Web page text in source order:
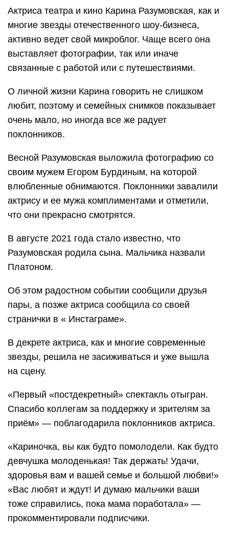
Актриса театра и кино Карина Разумовская, как и
многие звезды отечественного шоу-бизнеса,
активно ведет свой микроблог. Чаще всего она
выставляет фотографии, так или иначе
связанные с работой или с путешествиями.
О личной жизни Карина говорить не слишком
любит, поэтому и семейных снимков показывает
очень мало, но иногда все же радует
поклонников.
Весной Разумовская выложила фотографию со
своим мужем Егором Бурдиным, на которой
влюбленные обнимаются. Поклонники завалили
актрису и ее мужа комплиментами и отметили,
что они прекрасно смотрятся.
В августе 2021 года стало известно, что
Разумовская родила сына. Мальчика назвали
Платоном.
Об этом радостном событии сообщили друзья
пары, а позже актриса сообщила со своей
странички в « Инстаграме».
В декрете актриса, как и многие современные
звезды, решила не засиживаться и уже вышла
на сцену.
«Первый «постдекретный» спектакль отыгран.
Спасибо коллегам за поддержку и зрителям за
приём» — поблагодарила поклонников актриса.
«Кариночка, вы как будто помолодели. Как будто
девчушка молоденькая! Так держать! Удачи,
здоровья вам и вашей семье и большой любви!»
«Вас любят и ждут! И думаю мальчики ваши
тоже справились, пока мама поработала» —
прокомментировали подписчики.